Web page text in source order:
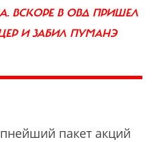
ВСКОРЕ В ОВД ПРИШЕЛ
И ЗАБИЛ ПУМАНЭ
пакет акций